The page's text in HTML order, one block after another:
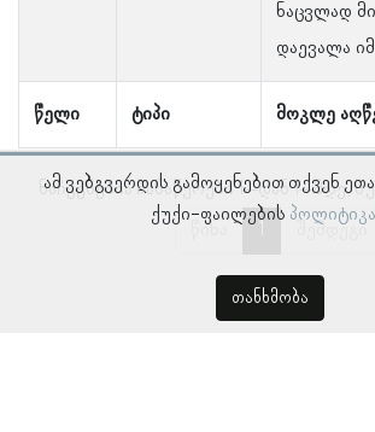
წელი ტიპი მოკლე
ნაცვლად
დაევალა
ნაჩვენებია ჩანაწერები 1–დან 1–მდე,
წინა
შემდეგი
ამ ვებგვერდის გამოყენებით თქვენ
ქუქი-ფაილების
თანხმობა